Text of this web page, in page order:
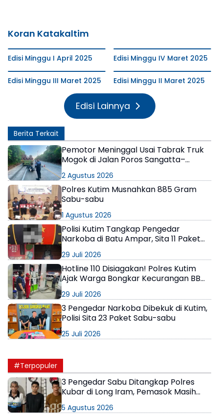
Koran Katakaltim
Edisi Minggu I April 2025 Edisi Minggu IV Maret 2025
Edisi Minggu III Maret 2025 Edisi Minggu II Maret 2025
Edisi Lainnya
Berita Terkait
Pemotor Meninggal Usai Tabrak Truk
Mogok di Jalan Poros Sangatta–
2 Agustus 2026
Polres Kutim Musnahkan 885 Gram
Sabu-sabu
1 Agustus 2026
Polisi Kutim Tangkap Pengedar
Narkoba di Batu Ampar, Sita 11 Paket
29 Juli 2026
Hotline 110 Disiagakan! Polres Kutim
Ajak Warga Bongkar Kecurangan BBM
29 Juli 2026
3 Pengedar Narkoba Dibekuk di Kutim,
Polisi Sita 23 Paket Sabu-sabu
25 Juli 2026
#Terpopuler
3 Pengedar Sabu Ditangkap Polres
Kubar di Long Iram, Pemasok Masih
5 Agustus 2026